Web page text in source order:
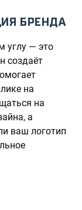
БРЕНДА
углу — это
создаёт
на
на
а
ваш логотип